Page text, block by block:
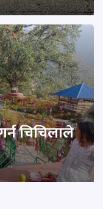
चिचिलाले